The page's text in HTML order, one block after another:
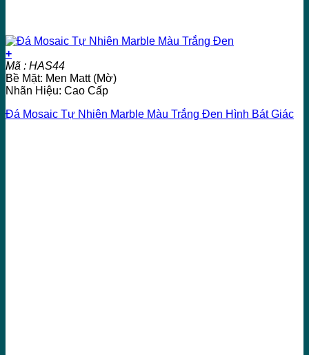
+
Mã : HAS44
Bề Mặt: Men Matt (Mờ)
Nhãn Hiệu: Cao Cấp
Đá Mosaic Tự Nhiên Marble Màu Trắng Đen Hình Bát Giác